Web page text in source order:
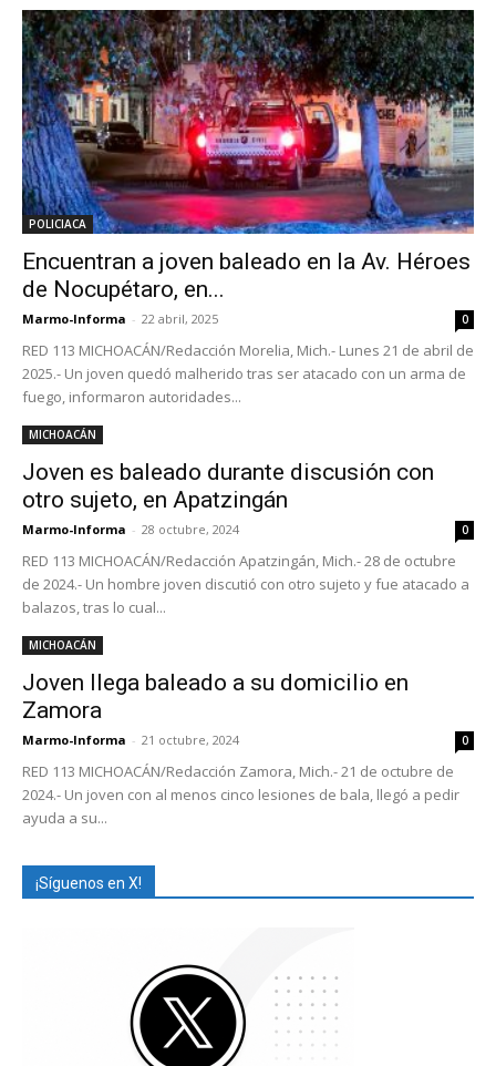
POLICIACA
Encuentran a joven baleado en la Av. Héroes
de Nocupétaro, en...
Marmo-Informa - 22 abril, 2025 0
RED 113 MICHOACÁN/Redacción Morelia, Mich.- Lunes 21 de abril de
2025.- Un joven quedó malherido tras ser atacado con un arma de
fuego, informaron autoridades...
MICHOACÁN
Joven es baleado durante discusión con
otro sujeto, en Apatzingán
Marmo-Informa - 28 octubre, 2024 0
RED 113 MICHOACÁN/Redacción Apatzingán, Mich.- 28 de octubre
de 2024.- Un hombre joven discutió con otro sujeto y fue atacado a
balazos, tras lo cual...
MICHOACÁN
Joven llega baleado a su domicilio en
Zamora
Marmo-Informa - 21 octubre, 2024 0
RED 113 MICHOACÁN/Redacción Zamora, Mich.- 21 de octubre de
2024.- Un joven con al menos cinco lesiones de bala, llegó a pedir
ayuda a su...
¡Síguenos en X!